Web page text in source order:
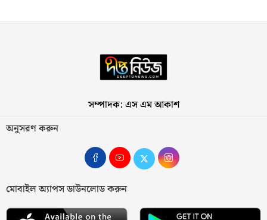
সম্পাদক: এস এম আকাশ
অনুসরণ করুন
মোবাইল অ্যাপস ডাউনলোড করুন